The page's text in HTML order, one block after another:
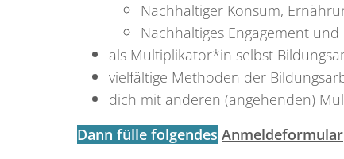
Nachhaltiger Konsum,
Nachhaltiges Engagement
als Multiplikator*in selbst
vielfältige Methoden der
dich mit anderen (angehenden)
Dann fülle folgendes Anmeldeformular